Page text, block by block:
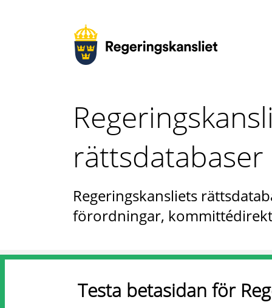
rättsdatabaser
Regeringskansliets
förordningar,
Testa betasidan för